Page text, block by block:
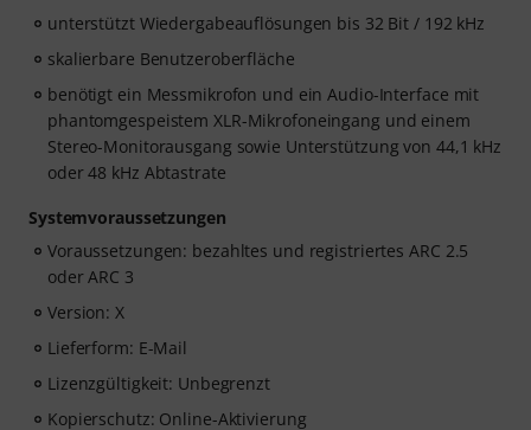
unterstützt Wiedergabeauflösungen bis 32 Bit / 192 kHz
skalierbare Benutzeroberfläche
benötigt ein Messmikrofon und ein Audio-Interface mit
phantomgespeistem XLR-Mikrofoneingang und einem
Stereo-Monitorausgang sowie Unterstützung von 44,1 kHz
oder 48 kHz Abtastrate
Systemvoraussetzungen
Voraussetzungen: bezahltes und registriertes ARC 2.5
oder ARC 3
Version: X
Lieferform: E-Mail
Lizenzgültigkeit: Unbegrenzt
Kopierschutz: Online-Aktivierung